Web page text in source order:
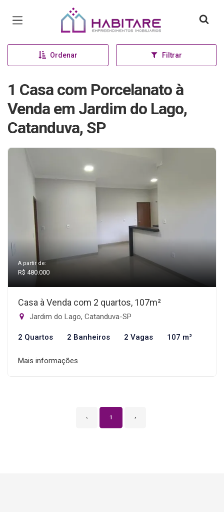
Página inicial
Ordenar Filtrar
1 Casa com Porcelanato à
Venda em Jardim do Lago,
Catanduva, SP
A partir de:
R$ 480.000
Casa à Venda com 2 quartos, 107m²
Jardim do Lago, Catanduva-SP
2 Quartos 2 Banheiros 2 Vagas 107 m²
Mais informações
‹ 1 ›